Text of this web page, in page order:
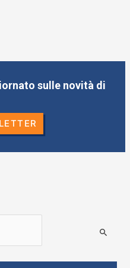
sulle novità di